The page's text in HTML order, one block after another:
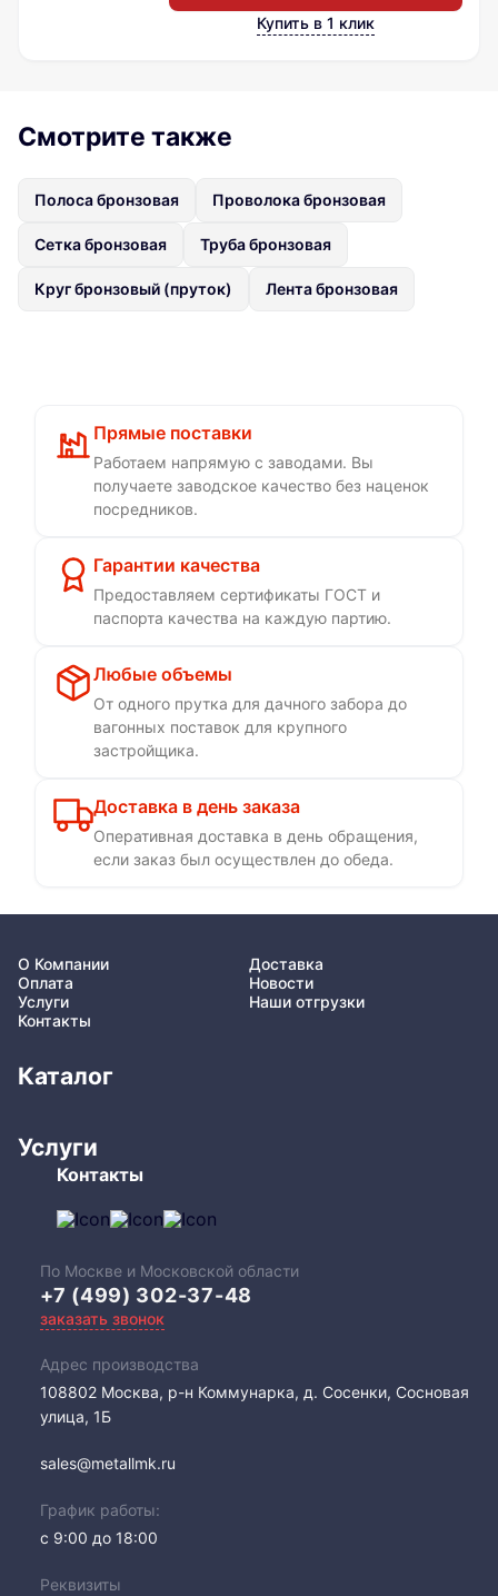
Купить в 1 клик
Смотрите также
Полоса бронзовая Проволока бронзовая
Сетка бронзовая Труба бронзовая
Круг бронзовый (пруток) Лента бронзовая
Прямые поставки
Работаем напрямую с заводами. Вы
получаете заводское качество без наценок
посредников.
Гарантии качества
Предоставляем сертификаты ГОСТ и
паспорта качества на каждую партию.
Любые объемы
От одного прутка для дачного забора до
вагонных поставок для крупного
застройщика.
Доставка в день заказа
Оперативная доставка в день обращения,
если заказ был осуществлен до обеда.
О Компании
Доставка
Оплата
Новости
Услуги
Наши отгрузки
Контакты
Каталог
Услуги
Контакты
По Москве и Московской области
+7 (499) 302-37-48
заказать звонок
Адрес производства
108802​ Москва, р-н Коммунарка, д. Сосенки, Сосновая
улица, 1Б
sales@metallmk.ru
График работы:
с 9:00 до 18:00
Реквизиты